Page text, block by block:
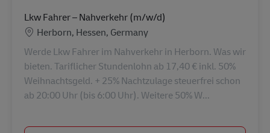
Lkw Fahrer – Nahverkehr (m/w/d)
Location
Herborn, Hessen, Germany
Werde Lkw Fahrer im Nahverkehr in Herborn. Was wir
bieten. Tariflicher Stundenlohn ab 17,40 € inkl. 50%
Weihnachtsgeld. + 25% Nachtzulage steuerfrei schon
ab 20:00 Uhr (bis 6:00 Uhr). Weitere 50% W...